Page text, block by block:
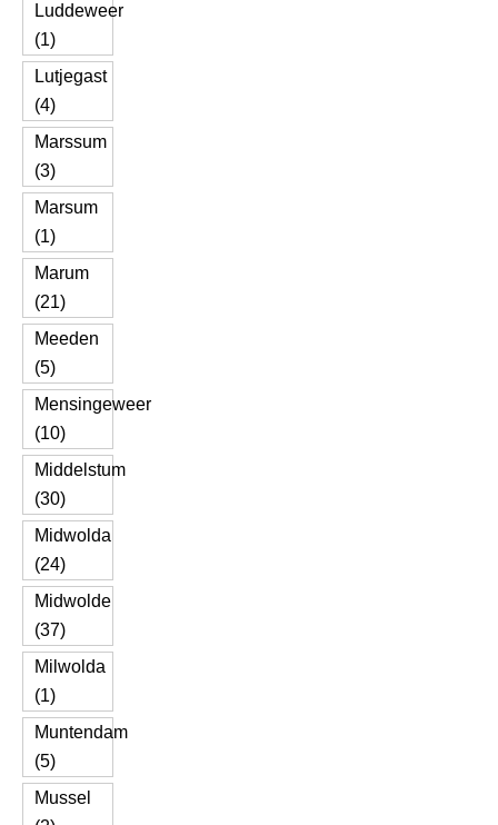
Luddeweer
(1)
Lutjegast
(4)
Marssum
(3)
Marsum
(1)
Marum
(21)
Meeden
(5)
Mensingeweer
(10)
Middelstum
(30)
Midwolda
(24)
Midwolde
(37)
Milwolda
(1)
Muntendam
(5)
Mussel